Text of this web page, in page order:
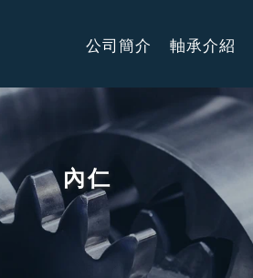
公司簡介 軸承介紹
內仁